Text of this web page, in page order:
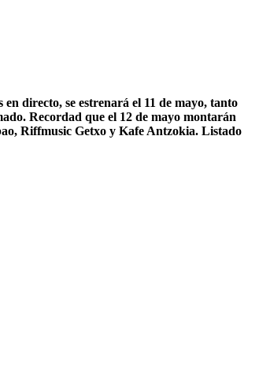
directo, se estrenará el 11 de mayo, tanto
Recordad que el 12 de mayo montarán
Riffmusic Getxo y Kafe Antzokia. Listado